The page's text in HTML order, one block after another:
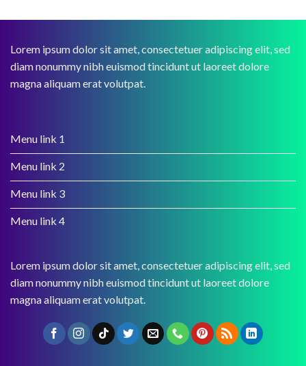
Lorem ipsum dolor sit amet, consectetuer adipiscing elit, sed
diam nonummy nibh euismod tincidunt ut laoreet dolore
magna aliquam erat volutpat.
Menu link 1
Menu link 2
Menu link 3
Menu link 4
Lorem ipsum dolor sit amet, consectetuer adipiscing elit, sed
diam nonummy nibh euismod tincidunt ut laoreet dolore
magna aliquam erat volutpat.